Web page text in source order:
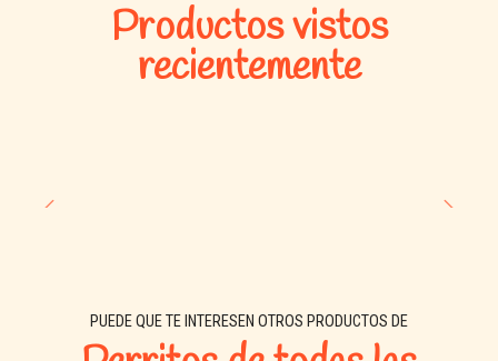
ayudarlos a vivir una vida saludable y feliz.
Productos vistos
recientemente
PUEDE QUE TE INTERESEN OTROS PRODUCTOS DE